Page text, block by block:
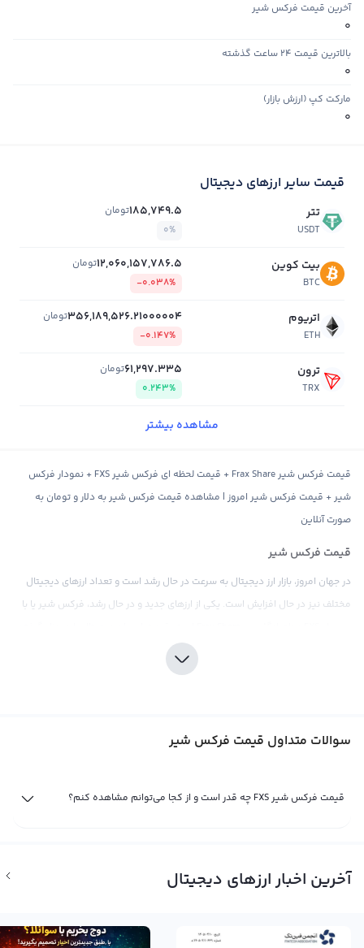
آخرین قیمت فرکس شیر
0
بالاترین قیمت ۲۴ ساعت گذشته
0
مارکت کپ (ارزش بازار)
0
قیمت سایر ارزهای دیجیتال
تتر
USDT
185,749.5تومان
0%
بیت کوین
BTC
12,060,157,786.5تومان
-0.038%
اتریوم
ETH
356,189,526.21000004تومان
-0.147%
ترون
TRX
61,297.335تومان
0.243%
مشاهده بیشتر
قیمت فرکس شیر Frax Share + قیمت لحظه ای فرکس شیر FXS + نمودار فرکس
شیر + قیمت فرکس شیر امروز | مشاهده قیمت فرکس شیر به دلار و تومان به
صورت آنلاین
قیمت فرکس شیر
در جهان امروز، بازار ارز دیجیتال به سرعت در حال رشد است و تعداد ارزهای دیجیتال
مختلف نیز در حال افزایش است. یکی از ارزهای جدید و در حال رشد، فرکس شیر یا با
عرضه و تقاضای ایجاد شده در بازار در صرافی‌های ارز دیجیتال تعیین می‌شود و در
صورت وجود معاملات بیشتر برای خرید این ارز، قیمت آن افزایش می‌یابد.
قیمت این ارز در مقابل تتر، که یک استیبل کوین است، محاسبه می‌شود. تتر که
دلیل پایداری بیشتر، برخی صرافی‌ها قیمت فرکس شیر را به صورت مستقیم با تتر
قیمت لحظه ای فرکس شیر حاصل خرید و فروش لحظه ای فرکس شیر در صرافی‌های
سوالات متداول قیمت فرکس شیر
قیمت فرکس شیر FXS چه قدر است و از کجا می‌توانم مشاهده کنم؟
آخرین اخبار ارزهای دیجیتال